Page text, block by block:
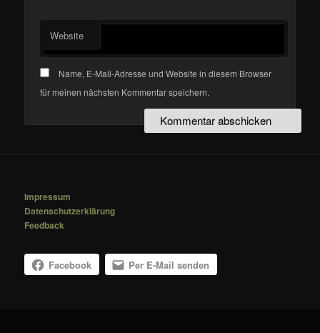
Website
Name, E-Mail-Adresse und Website in diesem Browser
für meinen nächsten Kommentar speichern.
Impressum
Datenschutzerklärung
Feedback
Facebook Per E-Mail senden